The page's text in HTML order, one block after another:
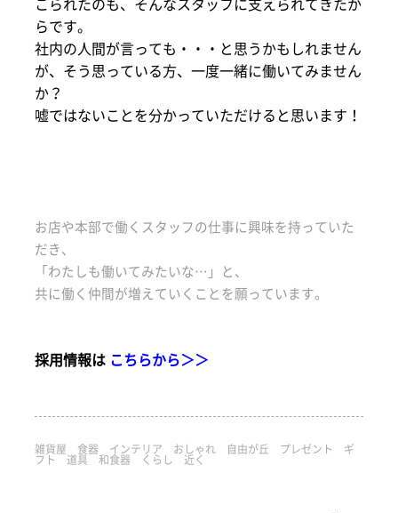
こられたのも、そんなスタッフに支えられてきたか
らです。
社内の人間が言っても・・・と思うかもしれません
が、そう思っている方、一度一緒に働いてみません
か？
嘘ではないことを分かっていただけると思います！
お店や本部で働くスタッフの仕事に興味を持っていた
だき、
「わたしも働いてみたいな…」と、
共に働く仲間が増えていくことを願っています。
採用情報はこちらから＞＞
雑貨屋 食器 インテリア おしゃれ 自由が丘 プレゼント ギ
フト 道具 和食器 くらし 近く